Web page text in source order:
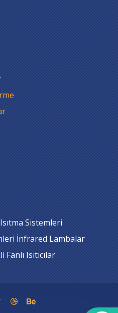
Sistemleri
İnfrared Lambalar
Isıtıcılar